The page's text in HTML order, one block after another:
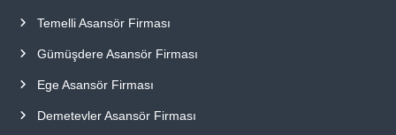
Temelli Asansör Firması
Gümüşdere Asansör Firması
Ege Asansör Firması
Demetevler Asansör Firması